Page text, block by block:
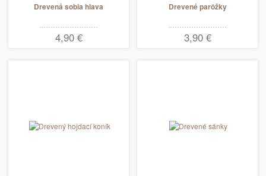
Drevená sobia hlava
4,90 €
Drevené parôžky
3,90 €